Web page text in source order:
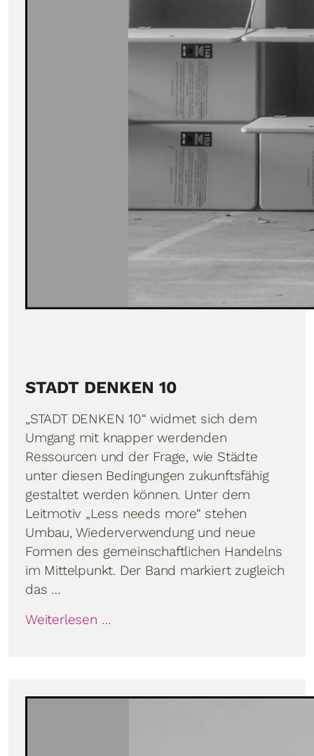
STADT DENKEN 10
„STADT DENKEN 10“ widmet sich dem
Umgang mit knapper werdenden
Ressourcen und der Frage, wie Städte
unter diesen Bedingungen zukunftsfähig
gestaltet werden können. Unter dem
Leitmotiv „Less needs more“ stehen
Umbau, Wiederverwendung und neue
Formen des gemeinschaftlichen Handelns
im Mittelpunkt. Der Band markiert zugleich
das …
Weiterlesen …